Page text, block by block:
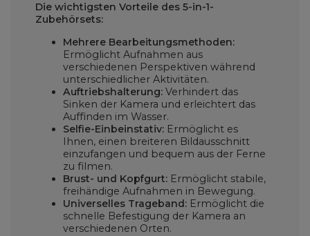
Die wichtigsten Vorteile des 5-in-1-
Zubehörsets:
Mehrere Bearbeitungsmethoden:
Ermöglicht Aufnahmen aus
verschiedenen Perspektiven während
unterschiedlicher Aktivitäten.
Auftriebshalterung: Verhindert das
Sinken der Kamera und erleichtert das
Auffinden im Wasser.
Selfie-Einbeinstativ: Ermöglicht es
Ihnen, einen breiteren Bildausschnitt
einzufangen und bequem aus der Ferne
zu filmen.
Brust- und Kopfgurt: Ermöglicht stabile,
freihändige Aufnahmen in Bewegung.
Universelles Trageband: Ermöglicht die
schnelle Befestigung der Kamera an
verschiedenen Orten.